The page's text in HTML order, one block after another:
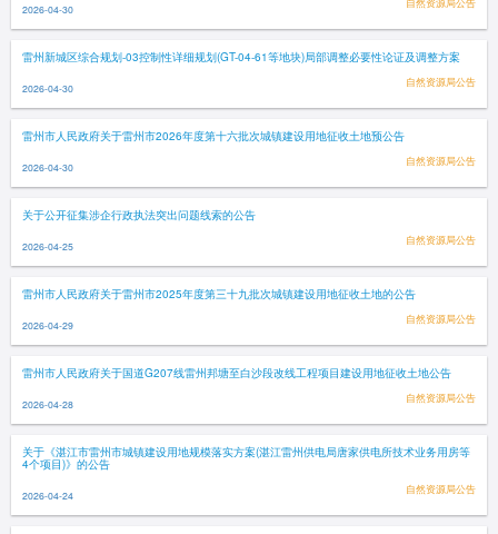
2026-04-30
雷州新城区综合规划-03控制性详细规划(GT-04-61等地块)局部调整必要性论证及调整方案
2026-04-30 自然资源局公告
雷州市人民政府关于雷州市2026年度第十六批次城镇建设用地征收土地预公告
2026-04-30 自然资源局公告
关于公开征集涉企行政执法突出问题线索的公告
2026-04-25 自然资源局公告
雷州市人民政府关于雷州市2025年度第三十九批次城镇建设用地征收土地的公告
2026-04-29 自然资源局公告
雷州市人民政府关于国道G207线雷州邦塘至白沙段改线工程项目建设用地征收土地公告
2026-04-28 自然资源局公告
关于《湛江市雷州市城镇建设用地规模落实方案(湛江雷州供电局唐家供电所技术业务用房等
4个项目)》的公告
2026-04-24 自然资源局公告